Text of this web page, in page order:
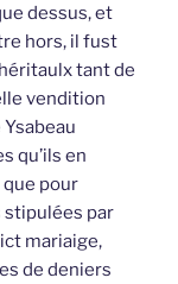
dessus, et
hors, il fust
tant de
vendition
qu’ils en
pour
par
mariaige,
de deniers